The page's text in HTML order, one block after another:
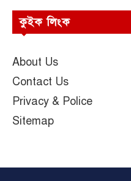
কুইক লিংক
About Us
Contact Us
Privacy & Police
Sitemap